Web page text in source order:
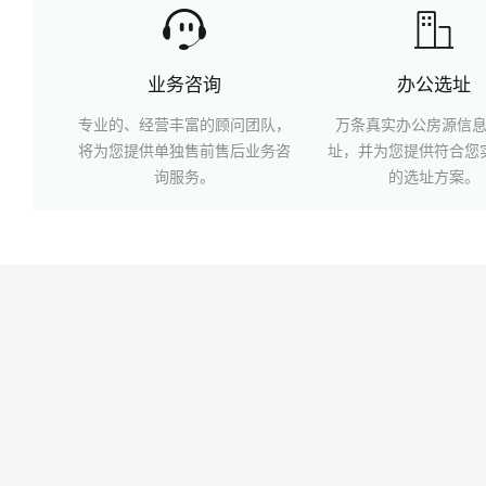

业务咨询
专业的、经营丰富的顾问团队，
将为您提供单独售前售后业务咨
询服务。

办公选址
万条真实办公房源信
址，并为您提供符合您
的选址方案。